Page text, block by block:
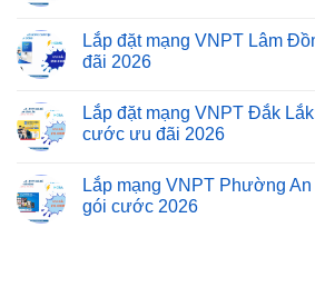
Lắp đặt mạng VNPT Lâm
đãi 2026
Lắp đặt mạng VNPT Đắk
cước ưu đãi 2026
Lắp mạng VNPT Phường
gói cước 2026